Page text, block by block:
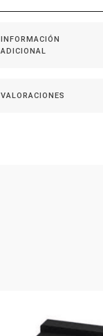
INFORMACIÓN
ADICIONAL
VALORACIONES